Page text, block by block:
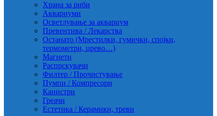
Храна за риби
Аквариуми
Осветлување за аквариум
Превентива / Лекарства
Останато (Мрестилки, гумички, спојки,
термометри, црево…)
Магнети
Распрскувачи
Филтер / Прочистување
Пумпи / Компресори
Канистри
Греачи
Естетика / Керамики, треви